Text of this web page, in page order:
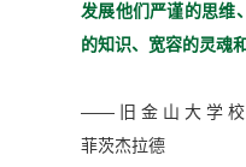
发展他们严谨的思维
的知识、宽容的灵魂
—— 旧 金 山 大 学 校
菲茨杰拉德